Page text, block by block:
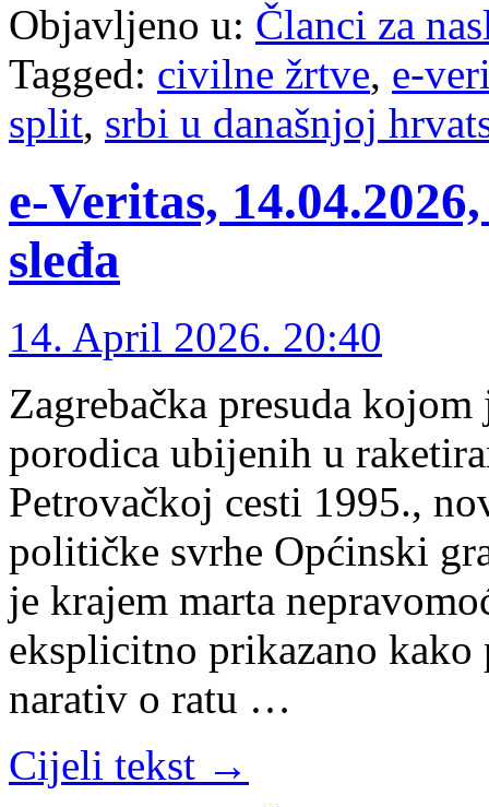
Objavljeno u: Članci za
Tagged: civilne žrtve, e-
split, srbi u današnjoj
e-Veritas,
sleđa
14. April 2026. 20:40
Zagrebačka presuda
porodica ubijenih u
Petrovačkoj cesti 1995.,
političke svrhe Općinski
je krajem marta
eksplicitno prikazano
narativ o ratu …
Cijeli tekst →